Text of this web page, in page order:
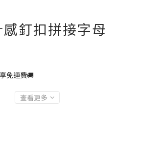
釘扣拼接字母
免運費🚚
查看更多